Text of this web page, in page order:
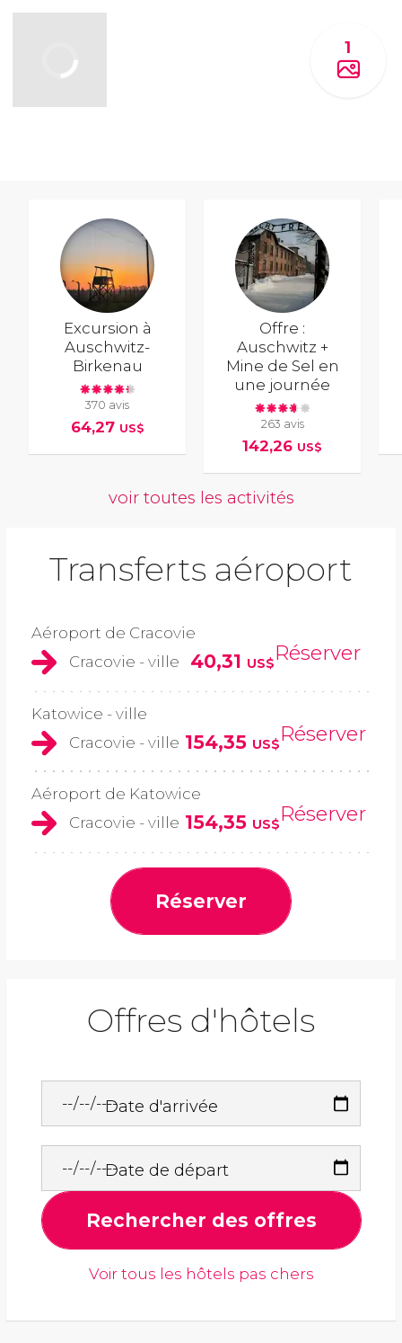
1
Excursion à
Auschwitz-
Birkenau
370 avis
64,27 US$
Offre :
Auschwitz +
Mine de Sel en
une journée
263 avis
142,26 US$
voir toutes les activités
Transferts aéroport
Aéroport de Cracovie
Cracovie - ville
40,31 US$Réserver
Katowice - ville
Cracovie - ville 154,35 US$Réserver
Aéroport de Katowice
Cracovie - ville 154,35 US$Réserver
Réserver
Offres d'hôtels
Date d'arrivée
Date de départ
Rechercher des offres
Voir tous les hôtels pas chers